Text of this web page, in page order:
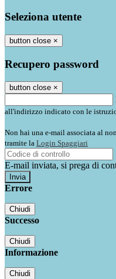
Seleziona utente
button close ×
Recupero password
button close ×
all'indirizzo indicato con le
Non hai una e-mail associata al
tramite la Login Spaggiari
E-mail inviata, si prega di
Errore
Chiudi
Successo
Chiudi
Informazione
Chiudi